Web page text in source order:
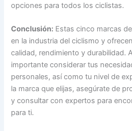
opciones para todos los ciclistas.
Conclusión: Estas cinco marcas
en la industria del ciclismo y
calidad, rendimiento y durabilidad.
importante considerar tus
personales, así como tu nivel de
la marca que elijas, asegúrate de
y consultar con expertos para
para ti.